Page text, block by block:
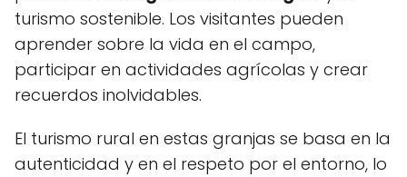
turismo sostenible. Los visitantes pueden
aprender sobre la vida en el campo,
participar en actividades agrícolas y crear
recuerdos inolvidables.
El turismo rural en estas granjas se basa en la
autenticidad y en el respeto por el entorno, lo